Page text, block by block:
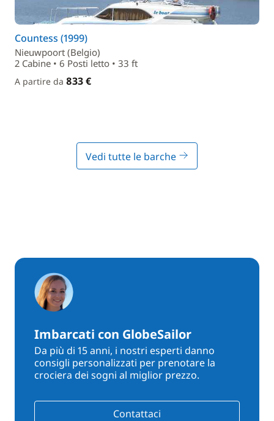
Countess (1999)
Nieuwpoort (Belgio)
2 Cabine • 6 Posti letto • 33 ft
A partire da 833 €
Vedi tutte le barche
Imbarcati con GlobeSailor
Da più di 15 anni, i nostri esperti danno
consigli personalizzati per prenotare la
crociera dei sogni al miglior prezzo.
Contattaci